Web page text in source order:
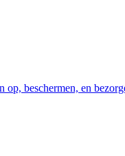
beschermen, en